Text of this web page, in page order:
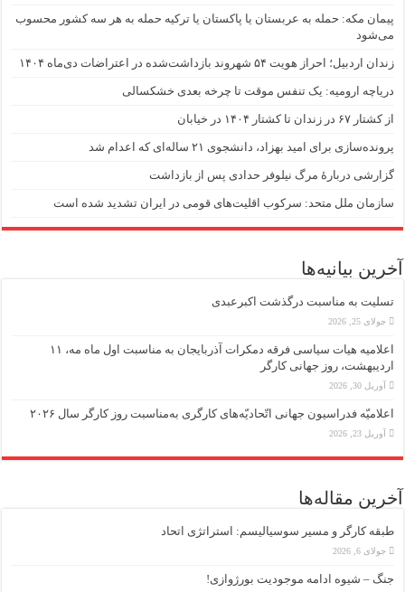
پیمان مکه: حمله به عربستان یا پاکستان یا ترکیه حمله به هر سه کشور محسوب
می‌شود
زندان اردبیل؛ احراز هویت ۵۴ شهروند بازداشت‌شده در اعتراضات دی‌ماه ۱۴۰۴
دریاچه ارومیه: یک تنفس موقت تا چرخه بعدی خشکسالی
از کشتار ۶۷ در زندان تا کشتار ۱۴۰۴ در خیابان
پرونده‌سازی برای امید بهزاد، دانشجوی ۲۱ ساله‌ای که اعدام شد
گزارشی دربارهٔ مرگ نیلوفر حدادی پس از بازداشت
سازمان ملل متحد: سرکوب اقلیت‌های قومی در ایران تشدید شده است
آخرین بیانیه‌ها
تسلیت به مناسبت درگذشت اکبرعبدی
جولای 25, 2026
اعلامیه هیات سیاسی فرقه دمکرات آذربایجان به مناسبت اول ماه مه، ۱۱
اردیبهشت، روز جهانی کارگر
آوریل 30, 2026
اعلامیّه فدراسیون جهانی اتّحادیّه‌های کارگری به‌مناسبت روز کارگر سال ۲۰۲۶
آوریل 23, 2026
آخرین مقاله‌ها
طبقه کارگر و مسیر سوسیالیسم: استراتژی اتحاد
جولای 6, 2026
جنگ – شیوه ادامه موجودیت بورژوازی!